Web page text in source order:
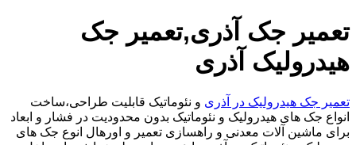
تعمیر جک آذری,تعمیر جک
هیدرولیک آذری
تعمیر جک هیدرولیک در آذری و نئوماتیک قابلیت طراحی،ساخت
انواع جک های هیدرولیک و نئوماتیک بدون محدودیت در فشار و ابعاد
برای ماشین آلات معدنی و راهسازی تعمیر و اورهال انوع جک های